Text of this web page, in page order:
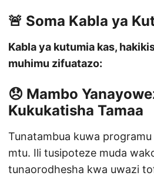
🚨 Soma Kabla ya
Kabla ya kutumia kas,
muhimu zifuatazo:
😞 Mambo
Kukukatisha Tamaa
Tunatambua kuwa
mtu. Ili tusipoteze muda
tunaorodhesha kwa uwazi